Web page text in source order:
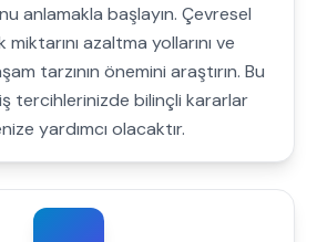
anlamakla başlayın. Çevresel
miktarını azaltma yollarını ve
tarzının önemini araştırın. Bu
tercihlerinizde bilinçli kararlar
yardımcı olacaktır.